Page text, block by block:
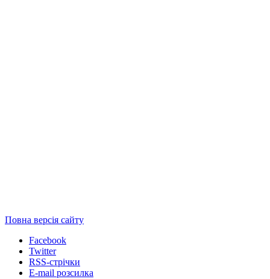
Повна версія сайту
Facebook
Twitter
RSS-стрічки
E-mail розсилка